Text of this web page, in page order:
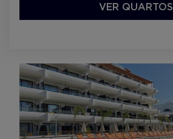
VER QUARTOS